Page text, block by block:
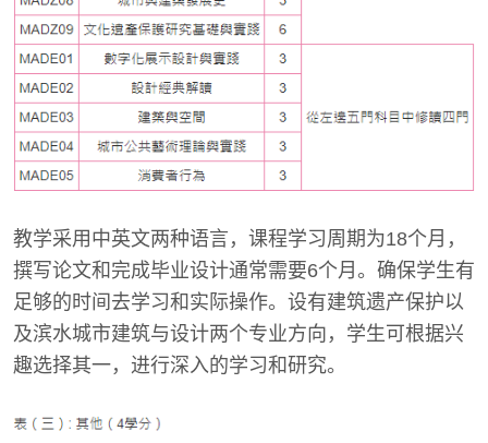
教学采用中英文两种语言，课程学习周期为18个月，
撰写论文和完成毕业设计通常需要6个月。确保学生有
足够的时间去学习和实际操作。设有建筑遗产保护以
及滨水城市建筑与设计两个专业方向，学生可根据兴
趣选择其一，进行深入的学习和研究。